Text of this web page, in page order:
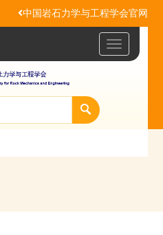
中国岩石力学与工程学会官网
Toggle